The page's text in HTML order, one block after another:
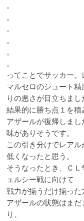
。
。
。
。
。
。
ってことでサッカー。
マルセロのシュート
りの悪さが目立ちまし
結果的に勝ち点１を積
アザールが復帰しま
味がありそうです。
この引き分けでレア
低くなったと思う。
そうなったとき、Ｃ
ェルシー戦に向けて
戦力が揃うだけ揃った
アザールの状態はま
り、